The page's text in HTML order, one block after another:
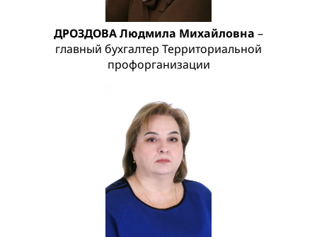
ДРОЗДОВА Людмила Михайловна –
главный бухгалтер Территориальной
профорганизации